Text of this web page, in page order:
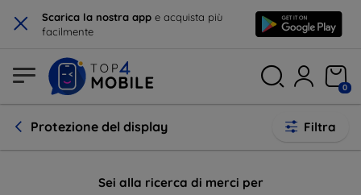
× Scarica la nostra app e acquista più
facilmente
0
Protezione del display Filtra
Sei alla ricerca di merci per